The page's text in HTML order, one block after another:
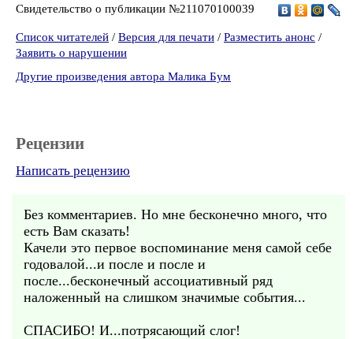
Свидетельство о публикации №211070100039
Список читателей / Версия для печати / Разместить анонс /
Заявить о нарушении
Другие произведения автора Малика Бум
Рецензии
Написать рецензию
Без комментариев. Но мне бесконечно много, что
есть Вам сказать!
Качели это первое воспоминание меня самой себе
годовалой...и после и после и
после...бесконечный ассоциативный ряд
наложенный на слишком значимые события...
СПАСИБО! И...потрясающий слог!